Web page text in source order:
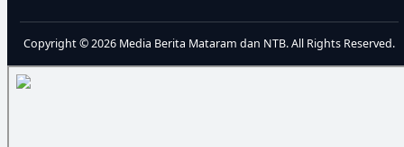
Copyright © 2026 Media Berita Mataram dan NTB. All Rights Reserved.